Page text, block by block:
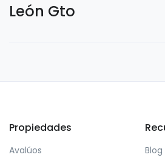
León Gto
Propiedades
Avalúos
Blog